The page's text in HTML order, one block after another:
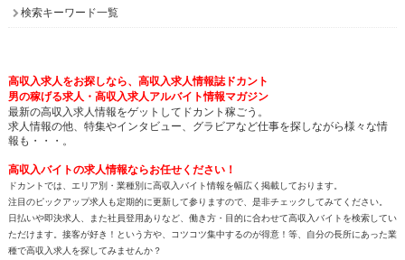
検索キーワード一覧
高収入求人をお探しなら、高収入求人情報誌ドカント
男の稼げる求人・高収入求人アルバイト情報マガジン
最新の高収入求人情報をゲットしてドカント稼ごう。
求人情報の他、特集やインタビュー、グラビアなど仕事を探しながら様々な情
報も・・・。
高収入バイトの求人情報ならお任せください！
ドカントでは、エリア別・業種別に高収入バイト情報を幅広く掲載しております。
注目のピックアップ求人も定期的に更新して参りますので、是非チェックしてみてください。
日払いや即決求人、また社員登用ありなど、働き方・目的に合わせて高収入バイトを検索してい
ただけます。接客が好き！という方や、コツコツ集中するのが得意！等、自分の長所にあった業
種で高収入求人を探してみませんか？